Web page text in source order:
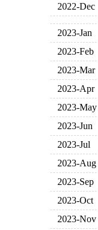
2022-Dec
2023-Jan
2023-Feb
2023-Mar
2023-Apr
2023-May
2023-Jun
2023-Jul
2023-Aug
2023-Sep
2023-Oct
2023-Nov